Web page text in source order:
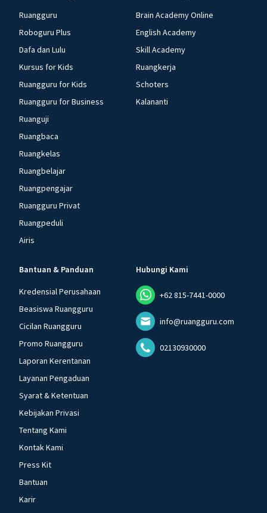
Ruangguru
Roboguru Plus
Dafa dan Lulu
Kursus for Kids
Ruangguru for Kids
Ruangguru for Business
Ruanguji
Ruangbaca
Ruangkelas
Ruangbelajar
Ruangpengajar
Ruangguru Privat
Ruangpeduli
Airis
Brain Academy Online
English Academy
Skill Academy
Ruangkerja
Schoters
Kalananti
Bantuan & Panduan
Kredensial Perusahaan
Beasiswa Ruangguru
Cicilan Ruangguru
Promo Ruangguru
Laporan Kerentanan
Layanan Pengaduan
Syarat & Ketentuan
Kebijakan Privasi
Tentang Kami
Kontak Kami
Press Kit
Bantuan
Karir
Hubungi Kami
+62 815-7441-0000
info@ruangguru.com
02130930000